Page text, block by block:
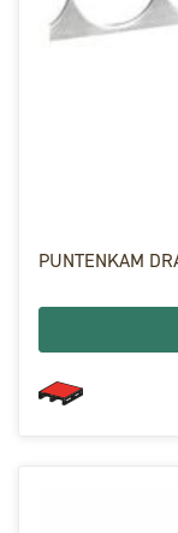
PUNTENKAM